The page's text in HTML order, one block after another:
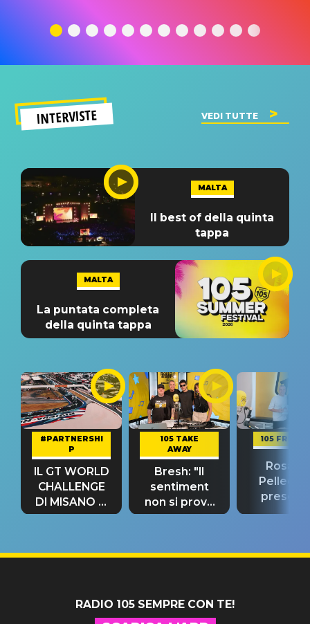
significato
del singolo
INTERVISTE VEDI TUTTE
MALTA
Il best of della quinta
tappa
MALTA
La puntata completa
della quinta tappa
#PARTNERSHI
P
IL GT WORLD
CHALLENGE
DI MISANO si
riconferma
105 TAKE
AWAY
Bresh: "Il
sentiment
non si prova
fino alla notte
105
Rosario
“Così
RADIO 105 SEMPRE CON TE!